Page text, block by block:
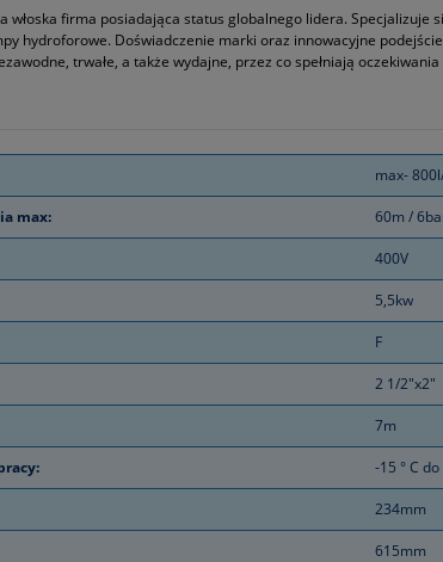
włoska firma posiadająca status globalnego lidera.
hydroforowe. Doświadczenie marki oraz innowacyjne
trwałe, a także wydajne, przez co spełniają
max-
max: 60m /
400V
5,5kw
F
2 1/2"x2"
7m
-15 ° C do
234mm
615mm